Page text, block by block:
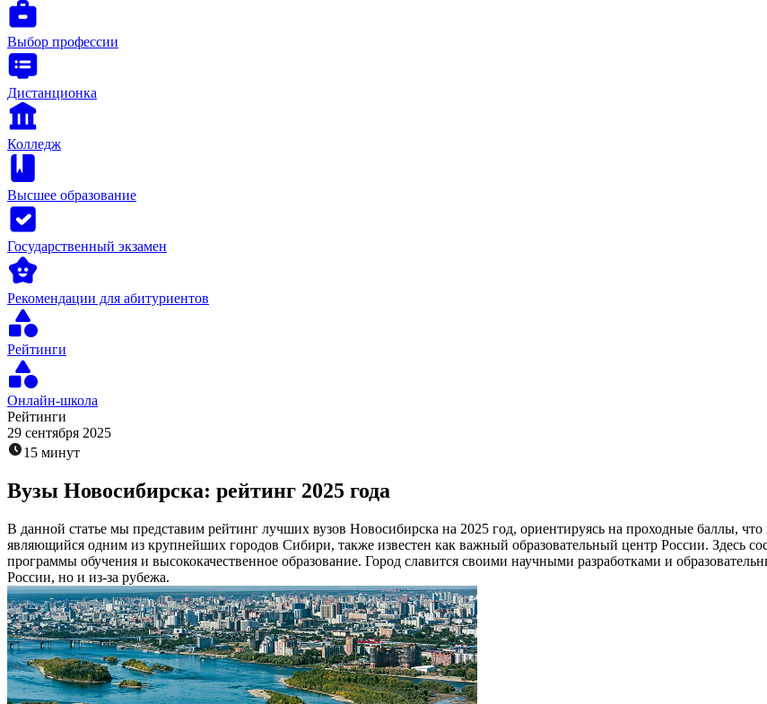
Выбор профессии
Дистанционка
Колледж
Высшее образование
Государственный экзамен
Рекомендации для абитуриентов
Рейтинги
Онлайн-школа
Рейтинги
29 сентября 2025
15 минут
Вузы Новосибирска: рейтинг 2025 года
В данной статье мы представим рейтинг лучших вузов Новосибирска на 2025 год, ориентируясь на проходные баллы,
являющийся одним из крупнейших городов Сибири, также известен как важный образовательный центр России. Здесь
программы обучения и высококачественное образование. Город славится своими научными разработками и
России, но и из-за рубежа.